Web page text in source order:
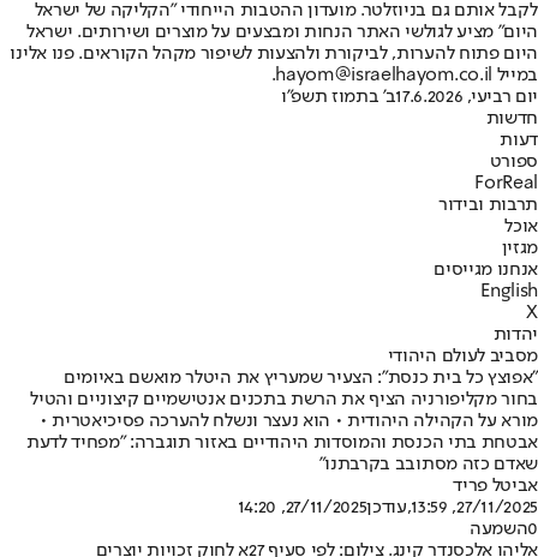
לקבל אותם גם בניוזלטר. מועדון ההטבות הייחודי "הקליקה של ישראל
היום" מציע לגולשי האתר הנחות ומבצעים על מוצרים ושירותים. ישראל
היום פתוח להערות, לביקורת ולהצעות לשיפור מקהל הקוראים. פנו אלינו
במייל hayom@israelhayom.co.il.
יום רביעי, 17.6.2026
ב' בתמוז תשפ"ו
חדשות
דעות
ספורט
ForReal
תרבות ובידור
אוכל
מגזין
אנחנו מגייסים
English
X
יהדות
מסביב לעולם היהודי
"אפוצץ כל בית כנסת": הצעיר שמעריץ את היטלר מואשם באיומים
בחור מקליפורניה הציף את הרשת בתכנים אנטישמיים קיצוניים והטיל
מורא על הקהילה היהודית • הוא נעצר ונשלח להערכה פסיכיאטרית •
אבטחת בתי הכנסת והמוסדות היהודיים באזור תוגברה: "מפחיד לדעת
שאדם כזה מסתובב בקרבתנו"
אביטל פריד
27/11/2025, 13:59
,עודכן27/11/2025, 14:20
0השמעה
אליהו אלכסנדר קינג. צילום: לפי סעיף 27א לחוק זכויות יוצרים